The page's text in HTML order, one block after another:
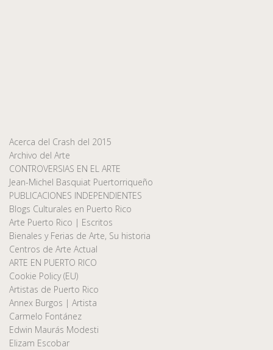
Acerca del Crash del 2015
Archivo del Arte
CONTROVERSIAS EN EL ARTE
Jean-Michel Basquiat Puertorriqueño
PUBLICACIONES INDEPENDIENTES
Blogs Culturales en Puerto Rico
Arte Puerto Rico | Escritos
Bienales y Ferias de Arte, Su historia
Centros de Arte Actual
ARTE EN PUERTO RICO
Cookie Policy (EU)
Artistas de Puerto Rico
Annex Burgos | Artista
Carmelo Fontánez
Edwin Maurás Modesti
Elizam Escobar